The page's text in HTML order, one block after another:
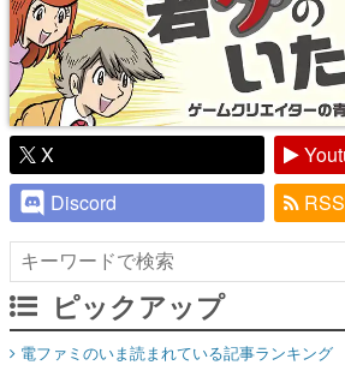
X
Discord
RSS
ピックアップ
電ファミのいま読まれている記事ランキング